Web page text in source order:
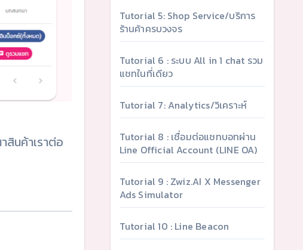
สินค้าเราต่อ
Tutorial 5: Shop Service/บริการ
ร้านค้าครบวงจร
Tutorial 6 : ระบบ All in 1 chat รวม
แชทในที่เดียว
Tutorial 7: Analytics/วิเคราะห์
Tutorial 8 : เชื่อมต่อแชทบอทผ่าน
Line Official Account (LINE OA)
Tutorial 9 : Zwiz.AI X Messenger
Ads Simulator
Tutorial 10 : Line Beacon